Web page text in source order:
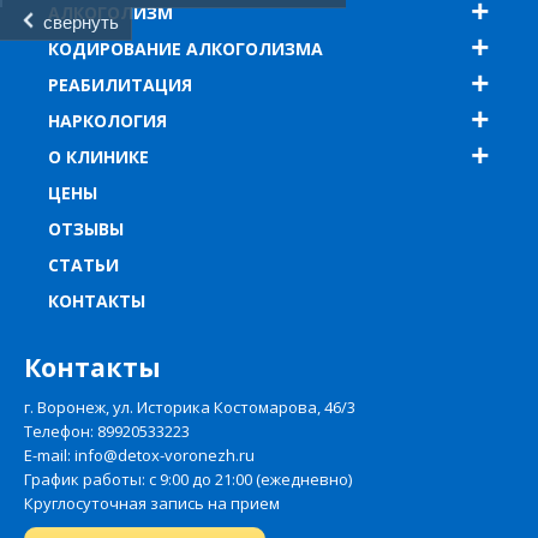
свернуть
АЛКОГОЛИЗМ
КОДИРОВАНИЕ АЛКОГОЛИЗМА
РЕАБИЛИТАЦИЯ
НАРКОЛОГИЯ
О КЛИНИКЕ
ЦЕНЫ
ОТЗЫВЫ
СТАТЬИ
КОНТАКТЫ
Контакты
г. Воронеж, ул. Историка Костомарова, 46/3
Телефон: 89920533223
E-mail: info@detox-voronezh.ru
График работы: с 9:00 до 21:00 (ежедневно)
Круглосуточная запись на прием